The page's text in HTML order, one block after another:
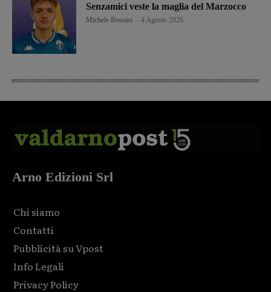
Senzamici veste la maglia del Marzocco
Michele Bossini 4 Agosto 2026
Arno Edizioni Srl
Chi siamo
Contatti
Pubblicità su Vpost
Info Legali
Privacy Policy